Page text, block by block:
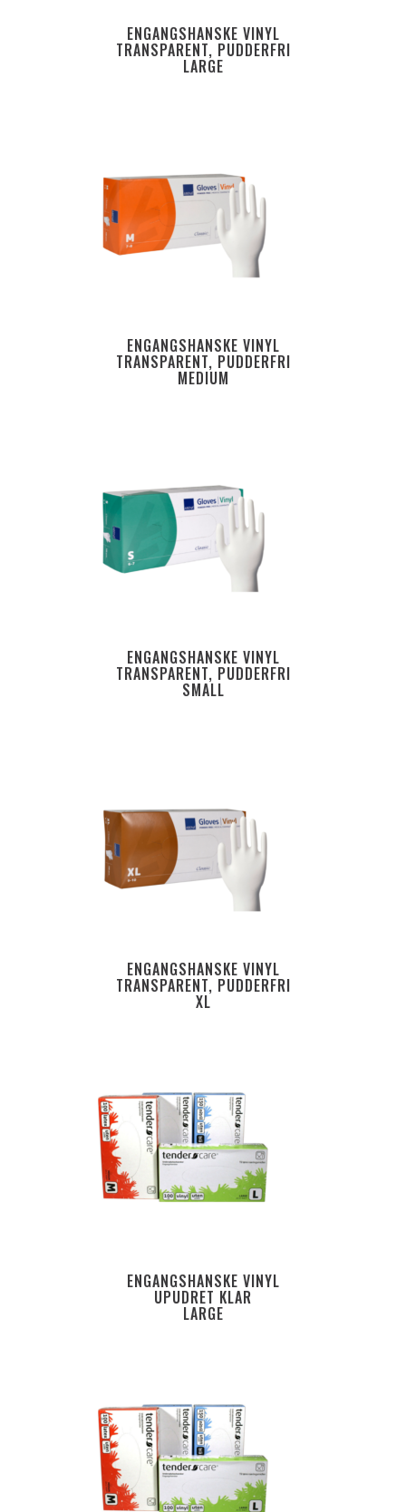
ENGANGSHANSKE VINYL
TRANSPARENT, PUDDERFRI
LARGE
ENGANGSHANSKE VINYL
TRANSPARENT, PUDDERFRI
MEDIUM
ENGANGSHANSKE VINYL
TRANSPARENT, PUDDERFRI
SMALL
ENGANGSHANSKE VINYL
TRANSPARENT, PUDDERFRI
XL
ENGANGSHANSKE VINYL
UPUDRET KLAR
LARGE